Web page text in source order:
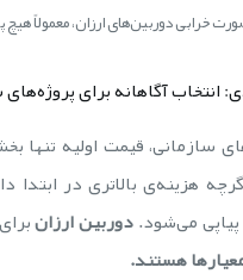
خرابی دوربین‌های ارزان، معمولاً
هزینه‌ی بالاتری در
می‌شود.دوربین ارزان
هستند.